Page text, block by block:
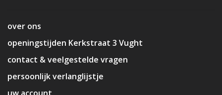
over ons
openingstijden Kerkstraat 3 Vught
contact & veelgestelde vragen
persoonlijk verlanglijstje